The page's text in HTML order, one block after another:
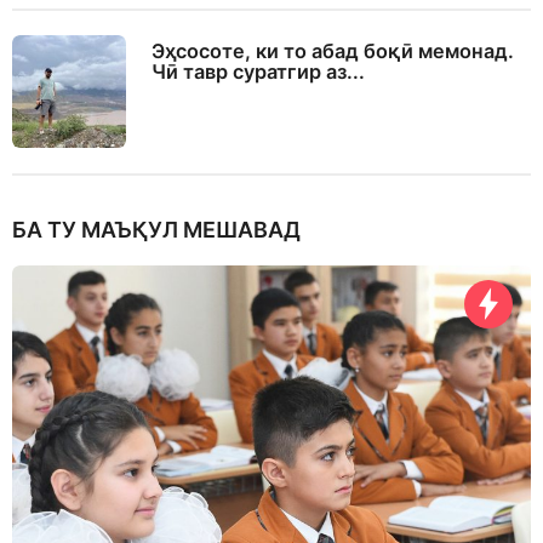
Эҳсосоте, ки то абад боқӣ мемонад.
Чӣ тавр суратгир аз...
БА ТУ МАЪҚУЛ МЕШАВАД